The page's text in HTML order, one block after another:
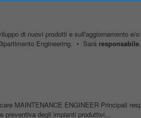
di nuovi prodotti e sull'aggiornamento e/
Engineering. • Sarà responsabile
MAINTENANCE ENGINEER Principali
preventiva degli impianti produttivi...